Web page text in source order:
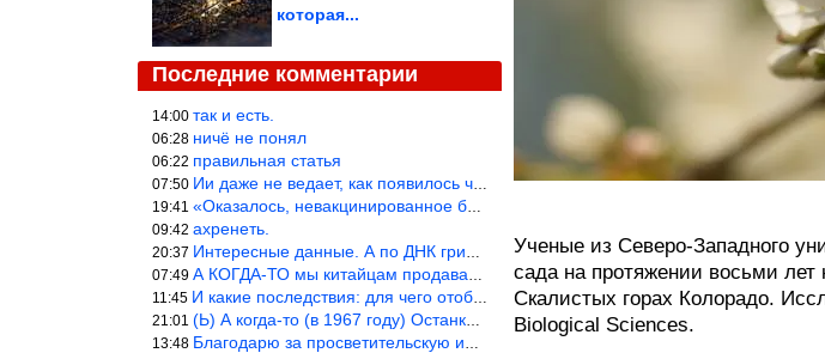
которая...
Последние комментарии
14:00 так и есть.
06:28 ничё не понял
06:22 правильная статья
07:50 Ии даже не ведает, как появилось человечество и для чего оно сущ
19:41 «Оказалось, невакцинированное большинство умирает существенно ча
09:42 ахренеть.
20:37 Интересные данные. А по ДНК грибов, бактерий имеются сведения из
07:49 А КОГДА-ТО мы китайцам продавали фуфайки.
11:45 И какие последствия: для чего отобрали? или просто похвастались.
21:01 (Ь) А когда-то (в 1967 году) Останкинская телебашня была самым в
13:48 Благодарю за просветительскую информацию.
Ученые из Северо-Западного
сада на протяжении восьми
Скалистых горах Колорадо.
Biological Sciences.